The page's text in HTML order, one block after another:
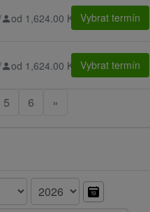
platného očkovacího
Lomnici
Lomnici
v Tatranské Kotlině
od 1,624.00 Kč Vybrat termín
od 1,624.00 Kč Vybrat termín
5 6 »